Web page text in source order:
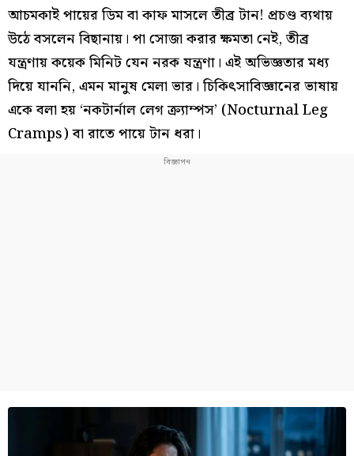
আচমকাই পায়ের ডিম বা কাফ মাসলে তীব্র টান! প্রচণ্ড ব্যথায়
উঠে বসলেন বিছানায়। পা সোজা করার ক্ষমতা নেই, তীব্র
যন্ত্রণায় কয়েক মিনিট যেন নরক যন্ত্রণা। এই অভিজ্ঞতার মধ্য
দিয়ে যাননি, এমন মানুষ মেলা ভার। চিকিৎসাবিজ্ঞানের ভাষায়
একে বলা হয় ‘নকটার্নাল লেগ ক্র্যাম্পস’ (Nocturnal Leg
Cramps) বা রাতে পায়ে টান ধরা।